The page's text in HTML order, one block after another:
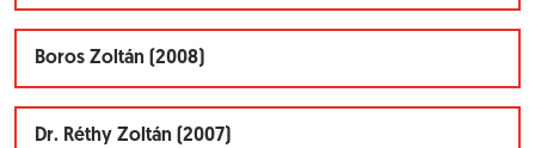
Boros Zoltán (2008)
Dr. Réthy Zoltán (2007)